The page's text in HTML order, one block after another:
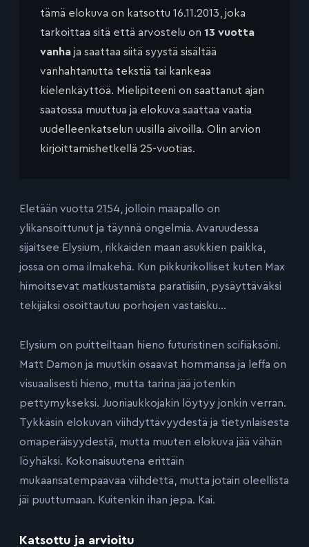
tämä elokuva on katsottu 16.11.2013, joka
tarkoittaa sitä että arvostelu on 13 vuotta
vanha ja saattaa siitä syystä sisältää
vanhahtanutta tekstiä tai kankeaa
kielenkäyttöä. Mielipiteeni on saattanut ajan
saatossa muuttua ja elokuva saattaa vaatia
uudelleenkatselun uusilla aivoilla. Olin arvion
kirjoittamishetkellä 25-vuotias.
Eletään vuotta 2154, jolloin maapallo on
ylikansoittunut ja täynnä ongelmia. Avaruudessa
sijaitsee Elysium, rikkaiden maan asukkien paikka,
jossa on oma ilmakehä. Kun pikkurikolliset kuten Max
himoitsevat matkustamista paratiisiin, pysäyttäväksi
tekijäksi osoittautuu porhojen vastaisku…
Elysium on puitteiltaan hieno futuristinen scifiäksöni.
Matt Damon ja muutkin osaavat hommansa ja leffa on
visuaalisesti hieno, mutta tarina jää jotenkin
pettymykseksi. Juoniaukkojakin löytyy jonkin verran.
Tykkäsin elokuvan viihdyttävyydestä ja tietynlaisesta
omaperäisyydestä, mutta muuten elokuva jää vähän
löyhäksi. Kokonaisuutena erittäin
mukaansatempaavaa viihdettä, mutta jotain oleellista
jäi puuttumaan. Kuitenkin ihan jepa. Kai.
Katsottu ja arvioitu